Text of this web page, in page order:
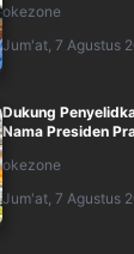
okezone
Jum'at, 7 Agustus
Dukung
Nama Presiden
okezone
Jum'at, 7 Agustus